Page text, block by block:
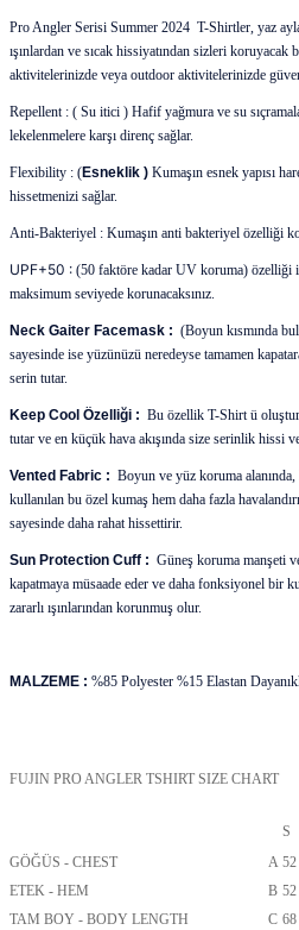
Pro Angler Serisi Summer 2024 T-Shirtler, yaz
ışınlardan ve sıcak hissiyatından sizleri koruyacak
aktivitelerinizde veya outdoor aktivitelerinizde
Repellent : ( Su itici ) Hafif yağmura ve su
lekelenmelere karşı direnç sağlar.
Flexibility : (Esneklik ) Kumaşın esnek yapısı
hissetmenizi sağlar.
Anti-Bakteriyel : Kumaşın anti bakteriyel özelliği
UPF+50 : (50 faktöre kadar UV koruma) özelliği
maksimum seviyede korunacaksınız.
Neck Gaiter Facemask : (Boyun kısmında
sayesinde ise yüzünüzü neredeyse tamamen
serin tutar.
Keep Cool Özelliği : Bu özellik T-Shirt ü
tutar ve en küçük hava akışında size serinlik hissi
Vented Fabric : Boyun ve yüz koruma alanında,
kullanılan bu özel kumaş hem daha fazla
sayesinde daha rahat hissettirir.
Sun Protection Cuff : Güneş koruma manşeti
kapatmaya müsaade eder ve daha fonksiyonel bir
zararlı ışınlarından korunmuş olur.
MALZEME : %85 Polyester %15 Elastan
FUJIN PRO ANGLER TSHIRT SIZE CHART
S
GÖĞÜS - CHEST
A 52
ETEK - HEM
B 52
TAM BOY - BODY LENGTH
C 68